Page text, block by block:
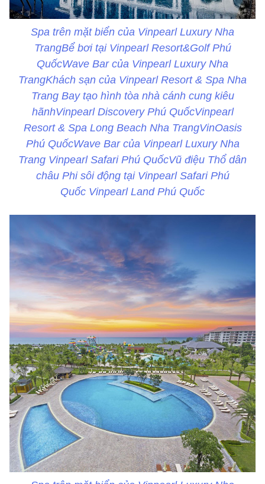
Spa trên mặt biển của Vinpearl Luxury Nha
TrangBể bơi tại Vinpearl Resort&Golf Phú
QuốcWave Bar của Vinpearl Luxury Nha
TrangKhách sạn của Vinpearl Resort & Spa Nha
Trang Bay tạo hình tòa nhà cánh cung kiêu
hãnhVinpearl Discovery Phú QuốcVinpearl
Resort & Spa Long Beach Nha TrangVinOasis
Phú QuốcWave Bar của Vinpearl Luxury Nha
Trang Vinpearl Safari Phú QuốcVũ điệu Thổ dân
châu Phi sôi động tại Vinpearl Safari Phú
Quốc Vinpearl Land Phú Quốc